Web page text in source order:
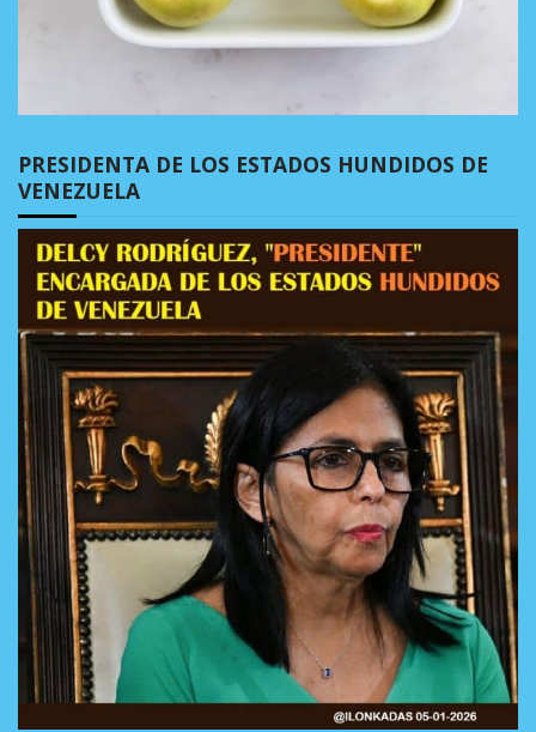
PRESIDENTA DE LOS ESTADOS HUNDIDOS DE
VENEZUELA